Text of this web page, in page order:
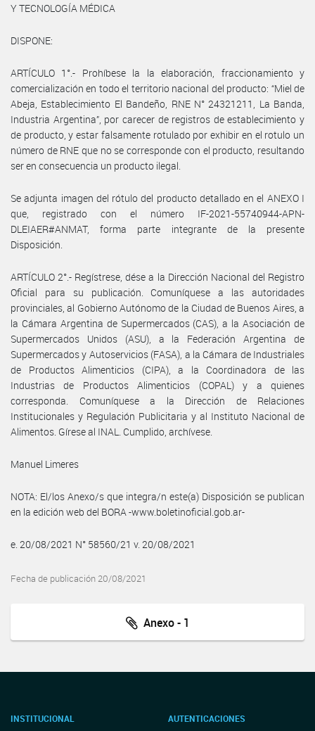
Y TECNOLOGÍA MÉDICA
DISPONE:
ARTÍCULO 1°.- Prohíbese la la elaboración, fraccionamiento y
comercialización en todo el territorio nacional del producto: “Miel de
Abeja, Establecimiento El Bandeño, RNE N° 24321211, La Banda,
Industria Argentina”, por carecer de registros de establecimiento y
de producto, y estar falsamente rotulado por exhibir en el rotulo un
número de RNE que no se corresponde con el producto, resultando
ser en consecuencia un producto ilegal.
Se adjunta imagen del rótulo del producto detallado en el ANEXO I
que, registrado con el número IF-2021-55740944-APN-
DLEIAER#ANMAT, forma parte integrante de la presente
Disposición.
ARTÍCULO 2°.- Regístrese, dése a la Dirección Nacional del Registro
Oficial para su publicación. Comuníquese a las autoridades
provinciales, al Gobierno Autónomo de la Ciudad de Buenos Aires, a
la Cámara Argentina de Supermercados (CAS), a la Asociación de
Supermercados Unidos (ASU), a la Federación Argentina de
Supermercados y Autoservicios (FASA), a la Cámara de Industriales
de Productos Alimenticios (CIPA), a la Coordinadora de las
Industrias de Productos Alimenticios (COPAL) y a quienes
corresponda. Comuníquese a la Dirección de Relaciones
Institucionales y Regulación Publicitaria y al Instituto Nacional de
Alimentos. Gírese al INAL. Cumplido, archívese.
Manuel Limeres
NOTA: El/los Anexo/s que integra/n este(a) Disposición se publican
en la edición web del BORA -www.boletinoficial.gob.ar-
e. 20/08/2021 N° 58560/21 v. 20/08/2021
Fecha de publicación 20/08/2021
Anexo - 1
INSTITUCIONAL AUTENTICACIONES